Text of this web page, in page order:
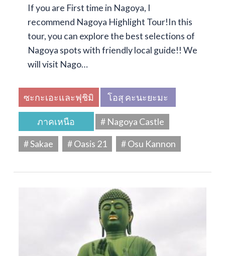
If you are First time in Nagoya, I
recommend Nagoya Highlight Tour!In this
tour, you can explore the best selections of
Nagoya spots with friendly local guide!! We
will visit Nago…
ซะกะเอะและฟุชิมิ โอสุ คะนะยะมะ
ภาคเหนือ
# Nagoya Castle
# Sakae
# Oasis 21 # Osu Kannon